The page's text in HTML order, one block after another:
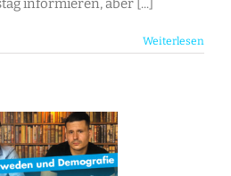
informieren, aber [...]
Weiterlesen